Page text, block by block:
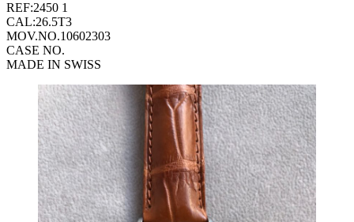
REF:2450 1
CAL:26.5T3
MOV.NO.10602303
CASE NO.
MADE IN SWISS